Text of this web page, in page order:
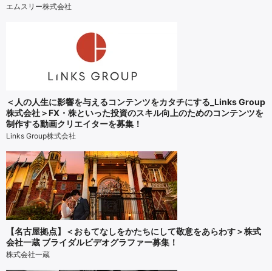
エムスリー株式会社
＜人の人生に影響を与えるコンテンツをカタチにする_Links Group
株式会社＞FX・株といった投資のスキル向上のためのコンテンツを
制作する動画クリエイターを募集！
Links Group株式会社
【名古屋拠点】＜おもてなしをかたちにして敬意をあらわす＞株式
会社一蔵 ブライダルビデオグラファー募集！
株式会社一蔵